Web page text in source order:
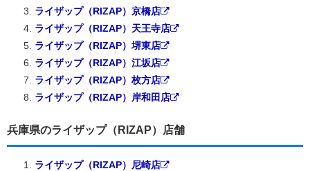
ライザップ（RIZAP）京橋店
ライザップ（RIZAP）天王寺店
ライザップ（RIZAP）堺東店
ライザップ（RIZAP）江坂店
ライザップ（RIZAP）枚方店
ライザップ（RIZAP）岸和田店
兵庫県のライザップ（RIZAP）店舗
ライザップ（RIZAP）尼崎店